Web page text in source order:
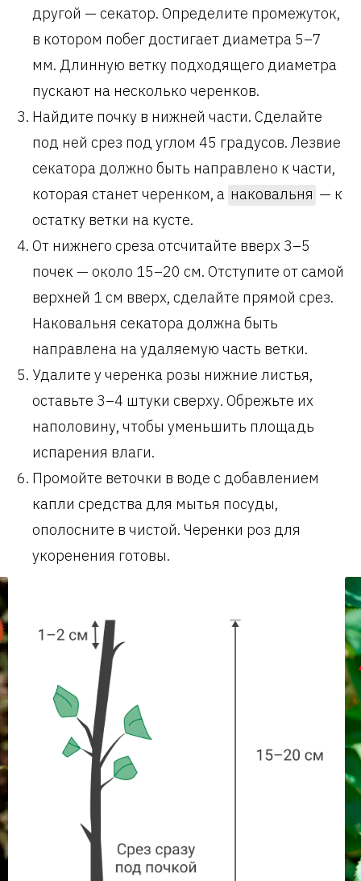
другой — секатор. Определите промежуток,
в котором побег достигает диаметра 5–7
мм. Длинную ветку подходящего диаметра
пускают на несколько черенков.
Найдите почку в нижней части. Сделайте
под ней срез под углом 45 градусов. Лезвие
секатора должно быть направлено к части,
которая станет черенком, а наковальня — к
остатку ветки на кусте.
От нижнего среза отсчитайте вверх 3–5
почек — около 15–20 см. Отступите от самой
верхней 1 см вверх, сделайте прямой срез.
Наковальня секатора должна быть
направлена на удаляемую часть ветки.
Удалите у черенка розы нижние листья,
оставьте 3–4 штуки сверху. Обрежьте их
наполовину, чтобы уменьшить площадь
испарения влаги.
Промойте веточки в воде с добавлением
капли средства для мытья посуды,
ополосните в чистой. Черенки роз для
укоренения готовы.